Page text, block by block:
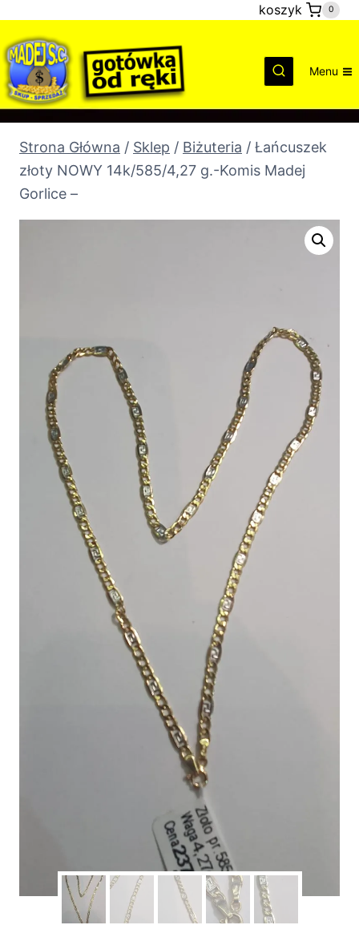
treści
koszyk 0
Menu
Strona Główna / Sklep / Biżuteria / Łańcuszek
złoty NOWY 14k/585/4,27 g.-Komis Madej
Gorlice –